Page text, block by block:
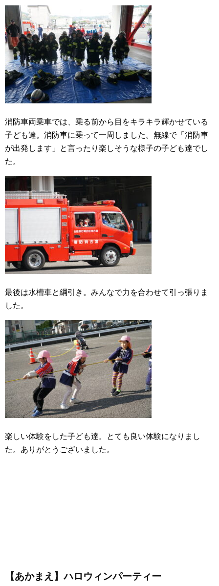
消防車両乗車では、乗る前から目をキラキラ輝かせている
子ども達。消防車に乗って一周しました。無線で「消防車
が出発します」と言ったり楽しそうな様子の子ども達でし
た。
最後は水槽車と綱引き。みんなで力を合わせて引っ張りま
した。
楽しい体験をした子ども達。とても良い体験になりまし
た。ありがとうございました。
【あかまえ】ハロウィンパーティー